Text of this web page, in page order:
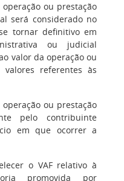
operação ou prestação
será considerado no
tornar definitivo em
ou judicial
valor da operação ou
referentes às
operação ou prestação
pelo contribuinte
em que ocorrer a
o VAF relativo à
promovida por